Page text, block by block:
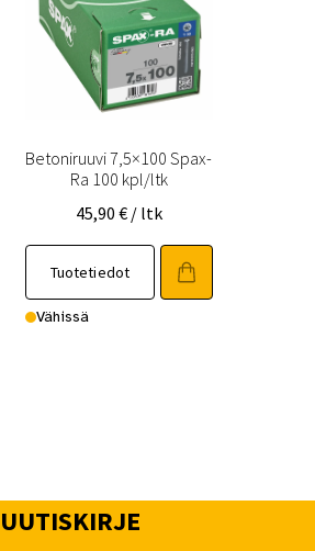
Betoniruuvi 7,5×100 Spax-
Ra 100 kpl/ltk
45,90 € / ltk
Tuotetiedot
Vähissä
UUTISKIRJE